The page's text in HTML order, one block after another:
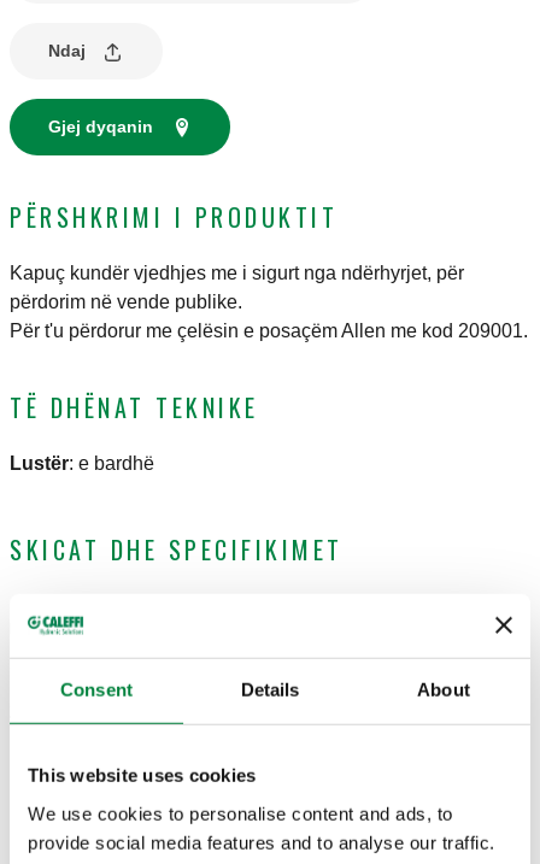
Consent Details About
This website uses cookies
We use cookies to personalise content and ads, to
provide social media features and to analyse our traffic.
Ndaj
Gjej dyqanin
PËRSHKRIMI I PRODUKTIT
Kapuç kundër vjedhjes me i sigurt nga ndërhyrjet, për
përdorim në vende publike.
Për t'u përdorur me çelësin e posaçëm Allen me kod 209001.
TË DHËNAT TEKNIKE
Lustër: e bardhë
SKICAT DHE SPECIFIKIMET
Numri i pjesës Actions
Modele 3D